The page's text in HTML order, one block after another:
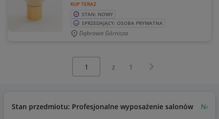
KUP TERAZ
STAN: NOWY
SPRZEDAJĄCY: OSOBA PRYWATNA
Dąbrowa Górnicza
z 1 Następna strona
Stan przedmiotu: Profesjonalne wyposażenie salonów Nowy